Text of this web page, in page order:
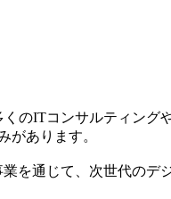
のITコンサルティン
があります。
を通じて、次世代の